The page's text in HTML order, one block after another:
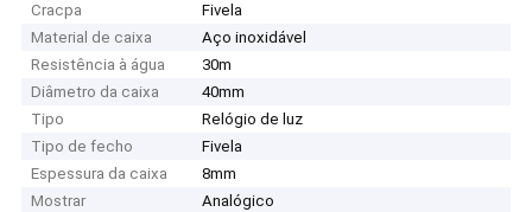
Cracpa
Fivela
Material de caixa
Aço inoxidável
Resistência à água
30m
Diâmetro da caixa
40mm
Tipo
Relógio de luz
Tipo de fecho
Fivela
Espessura da caixa
8mm
Mostrar
Analógico